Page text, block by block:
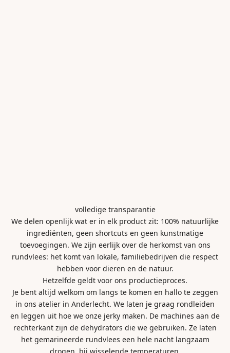
volledige transparantie
We delen openlijk wat er in elk product zit: 100% natuurlijke
ingrediënten, geen shortcuts en geen kunstmatige
toevoegingen. We zijn eerlijk over de herkomst van ons
rundvlees: het komt van lokale, familiebedrijven die respect
hebben voor dieren en de natuur.
Hetzelfde geldt voor ons productieproces.
Je bent altijd welkom om langs te komen en hallo te zeggen
in ons atelier in Anderlecht. We laten je graag rondleiden
en leggen uit hoe we onze jerky maken. De machines aan de
rechterkant zijn de dehydrators die we gebruiken. Ze laten
het gemarineerde rundvlees een hele nacht langzaam
drogen, bij wisselende temperaturen.